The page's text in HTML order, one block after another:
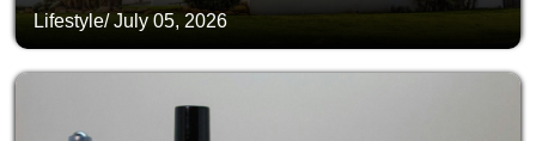
Lifestyle/July 05, 2026